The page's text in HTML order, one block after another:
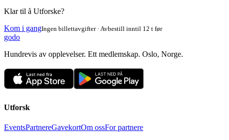
Klar til å Utforske?
Kom i gangIngen billettavgifter · Avbestill inntil 12 t før
godo
Hundrevis av opplevelser. Ett medlemskap. Oslo, Norge.
Utforsk
EventsPartnereGavekortOm ossFor partnere